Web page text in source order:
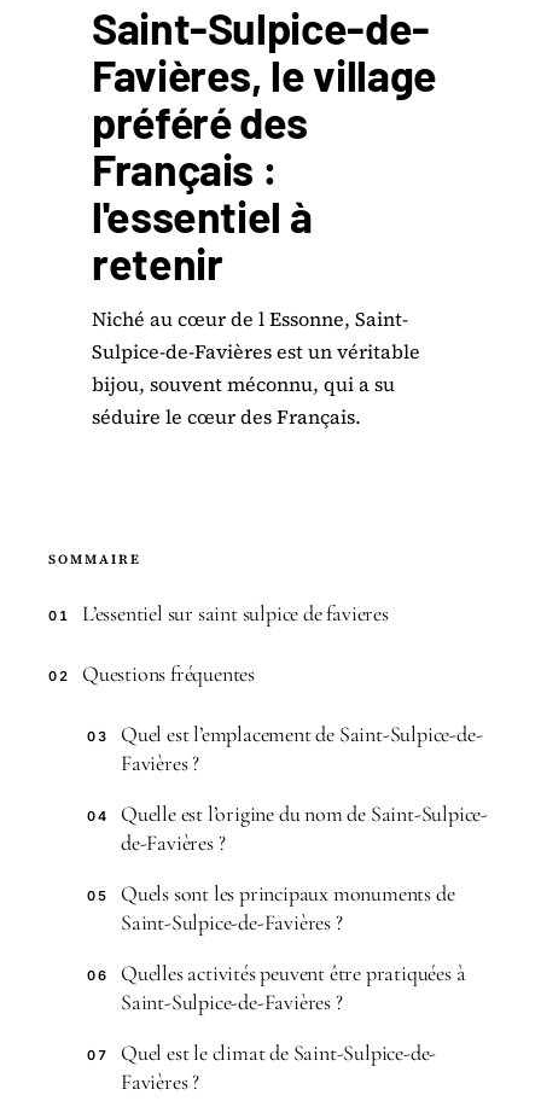
Saint-Sulpice-de-
Favières, le village
préféré des
Français :
l'essentiel à
retenir
Niché au cœur de l Essonne, Saint-
Sulpice-de-Favières est un véritable
bijou, souvent méconnu, qui a su
séduire le cœur des Français.
SOMMAIRE
01 L’essentiel sur saint sulpice de favieres
02 Questions fréquentes
03
Quel est l’emplacement de Saint-Sulpice-de-
Favières ?
04
Quelle est l’origine du nom de Saint-Sulpice-
de-Favières ?
05
Quels sont les principaux monuments de
Saint-Sulpice-de-Favières ?
06
Quelles activités peuvent être pratiquées à
Saint-Sulpice-de-Favières ?
07
Quel est le climat de Saint-Sulpice-de-
Favières ?